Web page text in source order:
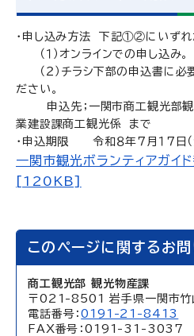
・申し込み方法 下記①②にいずれ
（１）オンラインでの申し込み
（２）チラシ下部の申込書に必
ださい。
申込先；一関市商工観光部
業建設課商工観光係 まで
・申込期限 令和８年７月１７日（
一関市観光ボランティアガイ
[120KB]
このページに関するお
商工観光部 観光物産課
〒021-8501 岩手県一関市竹
電話番号：0191-21-8413
FAX番号：0191-31-3037